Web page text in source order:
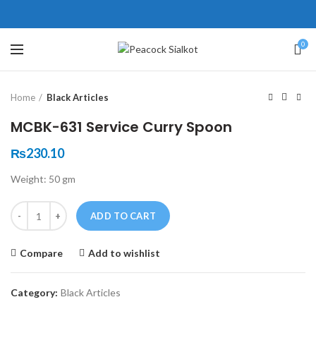
0
Click to enlarge
Home Black Articles
MCBK-631 Service Curry Spoon
₨230.10
Weight: 50 gm
Quantity
ADD TO CART
Compare Add to wishlist
Category: Black Articles
壯陽藥台灣購物
，這不是因為缺乏性生活，而
因為缺乏溝通，所以保持談話很
盾越來越大，往往這是ED的情
會變得更加嚴重。
犀利士壯陽藥線上購買
戲都可以很好的幫助你獲得一
高質量的夫妻生活。犀利士治療
鬆，便於陰莖快速充血達到滿
堅硬勃起。在醫學界和陽痿病
望下，犀利士作為新一批藥
，有其優良特點。